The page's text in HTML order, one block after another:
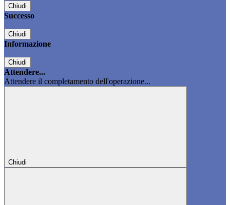
Chiudi
Successo
Chiudi
Informazione
Chiudi
Attendere...
Attendere il completamento dell'operazione...
Chiudi